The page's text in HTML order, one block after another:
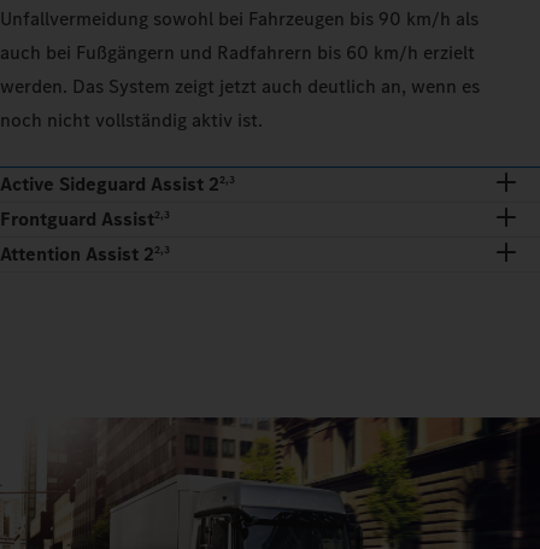
Unfallvermeidung sowohl bei Fahrzeugen bis 90 km/h als
auch bei Fußgängern und Radfahrern bis 60 km/h erzielt
werden. Das System zeigt jetzt auch deutlich an, wenn es
noch nicht vollständig aktiv ist.
Active Sideguard Assist 22,3
Frontguard Assist2,3
Attention Assist 22,3